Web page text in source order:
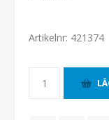
Artikelnr: 421374